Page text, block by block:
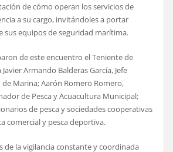
de cómo operan los servicios de
a su cargo, invitándoles a portar
sus equipos de seguridad marítima.
de este encuentro el Teniente de
Javier Armando Balderas García, Jefe
de Marina; Aarón Romero Romero,
de Pesca y Acuacultura Municipal;
de pesca y sociedades cooperativas
comercial y pesca deportiva.
de la vigilancia constante y coordinada